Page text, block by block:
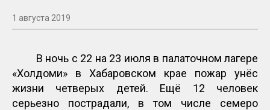
1 августа 2019
В ночь с 22 на 23 июля в палаточном лагере
«Холдоми» в Хабаровском крае пожар унёс
жизни четверых детей. Ещё 12 человек
серьезно пострадали, в том числе семеро